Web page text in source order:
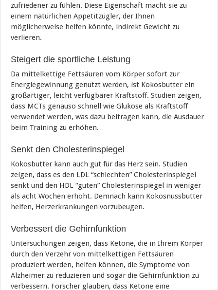
zufriedener zu fühlen. Diese Eigenschaft macht sie zu
einem natürlichen Appetitzügler, der Ihnen
möglicherweise helfen könnte, indirekt Gewicht zu
verlieren.
Steigert die sportliche Leistung
Da mittelkettige Fettsäuren vom Körper sofort zur
Energiegewinnung genutzt werden, ist Kokosbutter ein
großartiger, leicht verfügbarer Kraftstoff. Studien zeigen,
dass MCTs genauso schnell wie Glukose als Kraftstoff
verwendet werden, was dazu beitragen kann, die Ausdauer
beim Training zu erhöhen.
Senkt den Cholesterinspiegel
Kokosbutter kann auch gut für das Herz sein. Studien
zeigen, dass es den LDL “schlechten” Cholesterinspiegel
senkt und den HDL “guten” Cholesterinspiegel in weniger
als acht Wochen erhöht. Demnach kann Kokosnussbutter
helfen, Herzerkrankungen vorzubeugen.
Verbessert die Gehirnfunktion
Untersuchungen zeigen, dass Ketone, die in Ihrem Körper
durch den Verzehr von mittelkettigen Fettsäuren
produziert werden, helfen können, die Symptome von
Alzheimer zu reduzieren und sogar die Gehirnfunktion zu
verbessern. Forscher glauben, dass Ketone eine